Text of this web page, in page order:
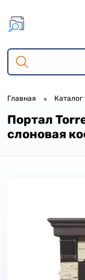
Главная • Каталог
Портал
слоновая